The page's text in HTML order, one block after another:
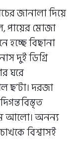
জানালা দিয়ে
পায়ের মোজা
হচ্ছে বিছানা
দুই ডিগ্রি
ঘরে
ছ’টা। দরজা
আলো। অনন্য
বিশ্বাসই